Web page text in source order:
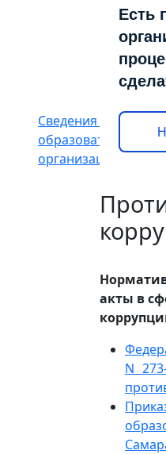
Сведения об
образовательной
организации
Есть
акты в
N